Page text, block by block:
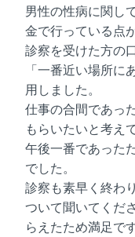
男性の性病に関し
金で行っている点
診察を受けた方の
「一番近い場所に
用しました。
仕事の合間であっ
もらいたいと考え
午後一番であった
でした。
診察も素早く終わ
ついて聞いてくだ
らえたため満足です